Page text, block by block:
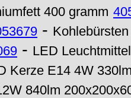
400 gramm
-
- LED
Kerze E14 4W
840lm